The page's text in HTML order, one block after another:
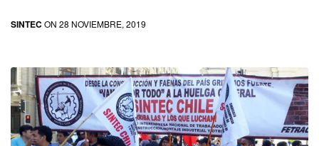
SINTEC ON 28 NOVIEMBRE, 2019